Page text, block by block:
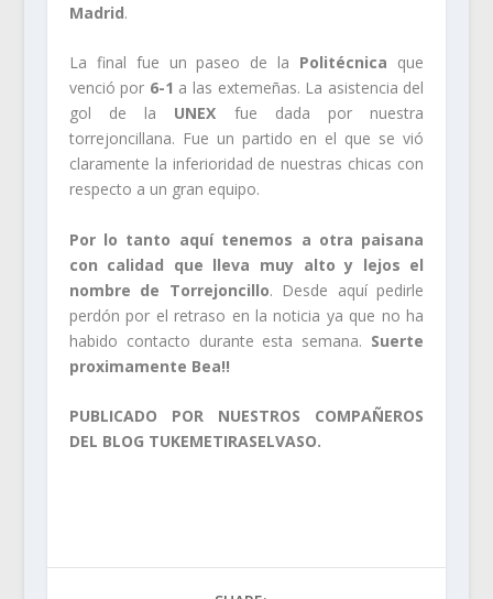
Madrid.
La final fue un paseo de la Politécnica que
venció por 6-1 a las extemeñas. La asistencia del
gol de la UNEX fue dada por nuestra
torrejoncillana. Fue un partido en el que se vió
claramente la inferioridad de nuestras chicas con
respecto a un gran equipo.
Por lo tanto aquí tenemos a otra paisana
con calidad que lleva muy alto y lejos el
nombre de Torrejoncillo. Desde aquí pedirle
perdón por el retraso en la noticia ya que no ha
habido contacto durante esta semana. Suerte
proximamente Bea!!
PUBLICADO POR NUESTROS COMPAÑEROS
DEL BLOG TUKEMETIRASELVASO.